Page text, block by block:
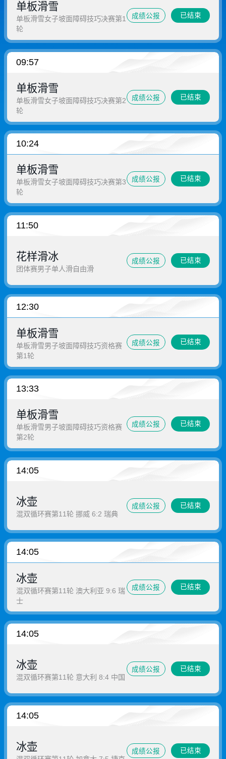
单板滑雪
单板滑雪女子坡面障碍技巧决赛第1
轮
成绩公报 已结束
09:57
单板滑雪
单板滑雪女子坡面障碍技巧决赛第2
轮
成绩公报 已结束
10:24
单板滑雪
单板滑雪女子坡面障碍技巧决赛第3
轮
成绩公报 已结束
11:50
花样滑冰
团体赛男子单人滑自由滑
成绩公报 已结束
12:30
单板滑雪
单板滑雪男子坡面障碍技巧资格赛
第1轮
成绩公报 已结束
13:33
单板滑雪
单板滑雪男子坡面障碍技巧资格赛
第2轮
成绩公报 已结束
14:05
冰壶
混双循环赛第11轮 挪威 6:2 瑞典
成绩公报 已结束
14:05
冰壶
混双循环赛第11轮 澳大利亚 9:6 瑞
士
成绩公报 已结束
14:05
冰壶
混双循环赛第11轮 意大利 8:4 中国
成绩公报 已结束
14:05
冰壶 成绩公报 已结束